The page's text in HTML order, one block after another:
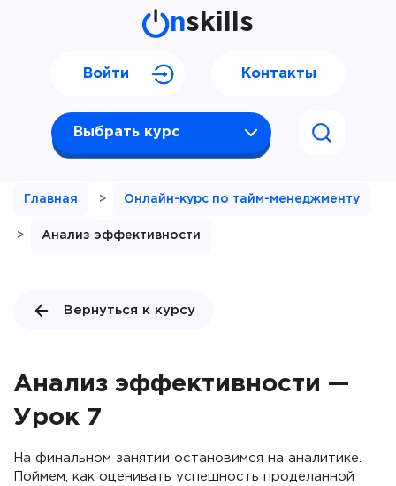
nskills
Выбрать курс
Войти Контакты
Главная > Онлайн-курс по тайм-менеджменту
> Анализ эффективности
Вернуться к курсу
Анализ эффективности —
Урок 7
На финальном занятии остановимся на аналитике.
Поймем, как оценивать успешность проделанной